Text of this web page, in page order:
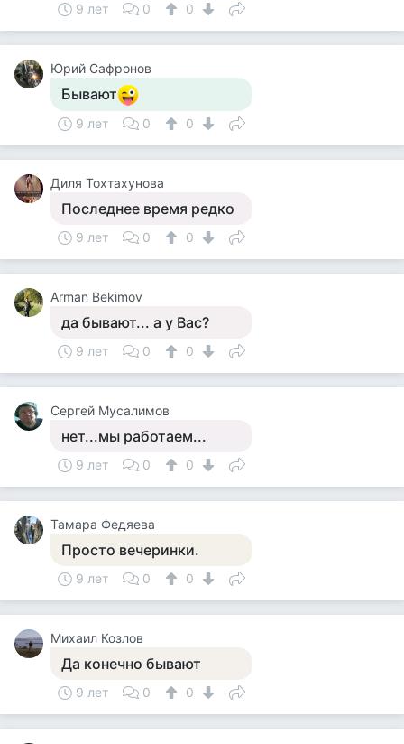
9 лет 0 0
Юрий Сафронов
Бывают
9 лет 0 0
Диля Тохтахунова
Последнее время редко
9 лет 0 0
Arman Bekimov
да бывают... а у Вас?
9 лет 0 0
Сергей Мусалимов
нет...мы работаем...
9 лет 0 0
Тамара Федяева
Просто вечеринки.
9 лет 0 0
Михаил Козлов
Да конечно бывают
9 лет 0 0